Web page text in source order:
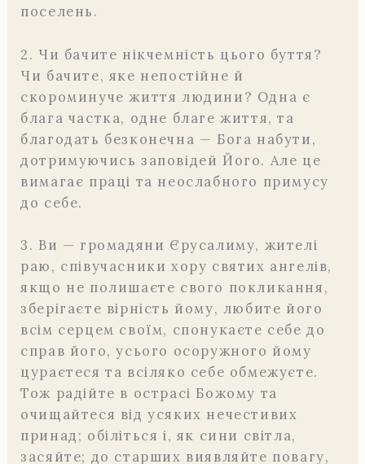
поселень.
2. Чи бачите нікчемність цього буття?
Чи бачите, яке непостійне й
скороминуче життя людини? Одна є
блага частка, одне благе життя, та
благодать безконечна — Бога набути,
дотримуючись заповідей Його. Але це
вимагає праці та неослабного примусу
до себе.
3. Ви — громадяни Єрусалиму, жителі
раю, співучасники хору святих ангелів,
якщо не полишаєте свого покликання,
зберігаєте вірність йому, любите його
всім серцем своїм, спонукаєте себе до
справ його, усього осоружного йому
цураєтеся та всіляко себе обмежуєте.
Тож радійте в острасі Божому та
очищайтеся від усяких нечестивих
принад; обіліться і, як сини світла,
засяйте; до старших виявляйте повагу,